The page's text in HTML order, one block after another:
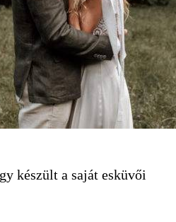
készült a saját esküvői